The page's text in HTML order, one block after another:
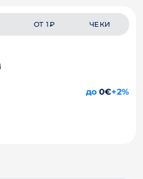
ОТ 1₽ ЧЕКИ
до0€+2%